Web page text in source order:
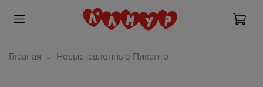
Главная Невыставленные Пиканто